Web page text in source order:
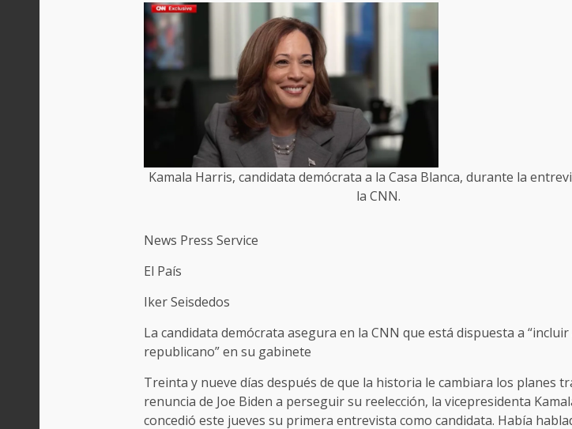
Kamala Harris, candidata demócrata a la Casa Blanca, durante la
la CNN.
News Press Service
El País
Iker Seisdedos
La candidata demócrata asegura en la CNN que está dispuesta a “incluir
republicano” en su gabinete
Treinta y nueve días después de que la historia le cambiara los planes
renuncia de Joe Biden a perseguir su reelección, la vicepresidenta
concedió este jueves su primera entrevista como candidata. Había